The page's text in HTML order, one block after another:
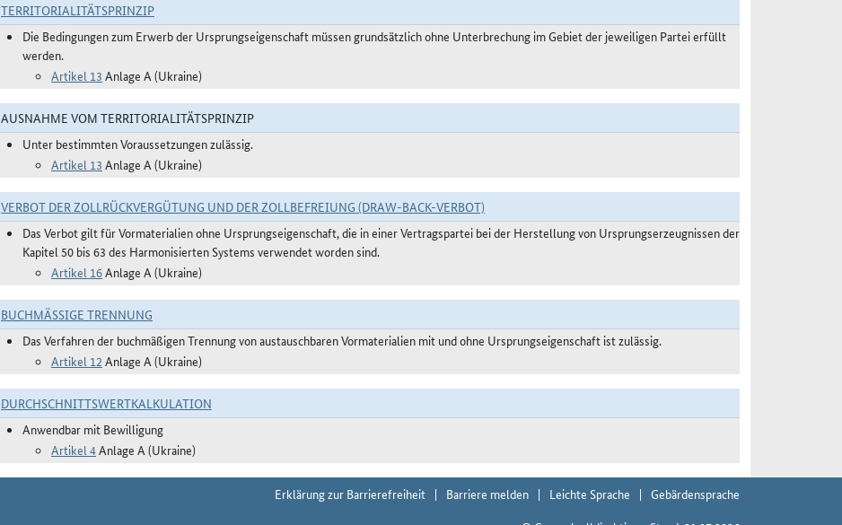
TERRITORIALITÄTSPRINZIP
Die Bedingungen zum Erwerb der Ursprungseigenschaft müssen grundsätzlich ohne Unterbrechung im Gebiet der jeweiligen Partei erfüllt
werden.
Artikel 13 Anlage A (Ukraine)
AUSNAHME VOM TERRITORIALITÄTSPRINZIP
Unter bestimmten Voraussetzungen zulässig.
Artikel 13 Anlage A (Ukraine)
VERBOT DER ZOLLRÜCKVERGÜTUNG UND DER ZOLLBEFREIUNG (DRAW-BACK-VERBOT)
Das Verbot gilt für Vormaterialien ohne Ursprungseigenschaft, die in einer Vertragspartei bei der Herstellung von Ursprungserzeugnissen der
Kapitel 50 bis 63 des Harmonisierten Systems verwendet worden sind.
Artikel 16Anlage A (Ukraine)
BUCHMÄSSIGE TRENNUNG
Das Verfahren der buchmäßigen Trennung von austauschbaren Vormaterialien mit und ohne Ursprungseigenschaft ist zulässig.
Artikel 12 Anlage A (Ukraine)
DURCHSCHNITTSWERTKALKULATION
Anwendbar mit Bewilligung
Artikel 4Anlage A (Ukraine)
Erklärung zur Barrierefreiheit Barriere melden Leichte Sprache
Gebärdensprache